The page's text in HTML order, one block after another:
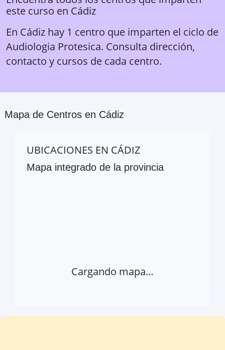
este curso en Cádiz
En Cádiz hay 1 centro que imparten el ciclo de
Audiologia Protesica. Consulta dirección,
contacto y cursos de cada centro.
Mapa de Centros en Cádiz
UBICACIONES EN CÁDIZ
Mapa integrado de la provincia
Cargando mapa…